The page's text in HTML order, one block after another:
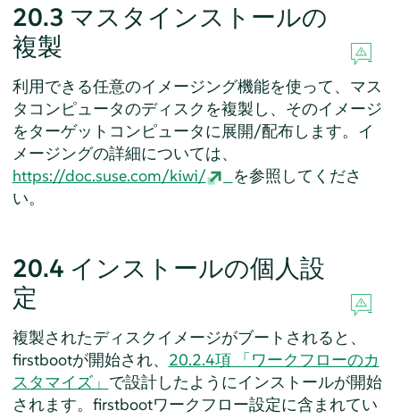
20.3 マスタインストールの
複製
利用できる任意のイメージング機能を使って、マス
タコンピュータのディスクを複製し、そのイメージ
をターゲットコンピュータに展開/配布します。イ
メージングの詳細については、
https://doc.suse.com/kiwi/
を参照してくださ
い。
20.4 インストールの個人設
定
複製されたディスクイメージがブートされると、
firstbootが開始され、 20.2.4項 「ワークフローのカ
スタマイズ」 で設計したようにインストールが開始
されます。firstbootワークフロー設定に含まれてい